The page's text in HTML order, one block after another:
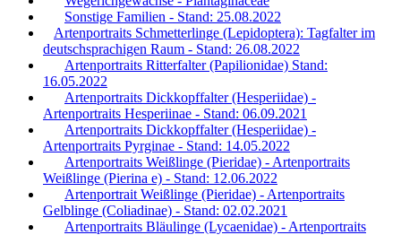
Sonstige Familien - Stand: 25.08.2022
Artenportraits Schmetterlinge (Lepidoptera): Tagfalter im
deutschsprachigen Raum - Stand: 26.08.2022
Artenportraits Ritterfalter (Papilionidae) Stand:
16.05.2022
Artenportraits Dickkopffalter (Hesperiidae) -
Artenportraits Hesperiinae - Stand: 06.09.2021
Artenportraits Dickkopffalter (Hesperiidae) -
Artenportraits Pyrginae - Stand: 14.05.2022
Artenportraits Weißlinge (Pieridae) - Artenportraits
Weißlinge (Pierina e) - Stand: 12.06.2022
Artenportrait Weißlinge (Pieridae) - Artenportraits
Gelblinge (Coliadinae) - Stand: 02.02.2021
Artenportraits Bläulinge (Lycaenidae) - Artenportraits